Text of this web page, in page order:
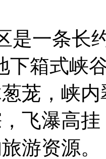
一条长约
下箱式峡
茏，峡
飞瀑高
游资源。